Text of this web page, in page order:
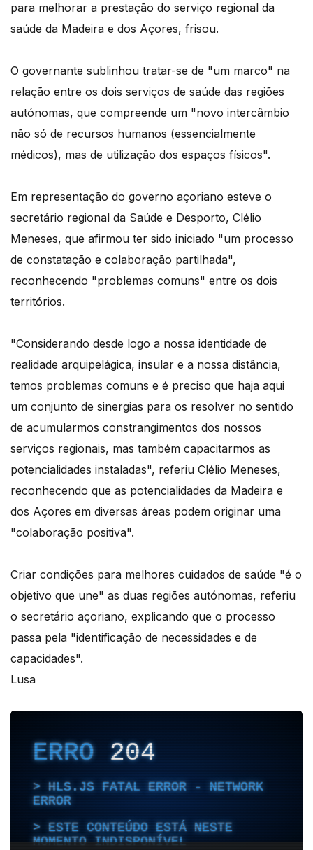
para melhorar a prestação do serviço regional da
saúde da Madeira e dos Açores, frisou.
O governante sublinhou tratar-se de "um marco" na
relação entre os dois serviços de saúde das regiões
autónomas, que compreende um "novo intercâmbio
não só de recursos humanos (essencialmente
médicos), mas de utilização dos espaços físicos".
Em representação do governo açoriano esteve o
secretário regional da Saúde e Desporto, Clélio
Meneses, que afirmou ter sido iniciado "um processo
de constatação e colaboração partilhada",
reconhecendo "problemas comuns" entre os dois
territórios.
"Considerando desde logo a nossa identidade de
realidade arquipelágica, insular e a nossa distância,
temos problemas comuns e é preciso que haja aqui
um conjunto de sinergias para os resolver no sentido
de acumularmos constrangimentos dos nossos
serviços regionais, mas também capacitarmos as
potencialidades instaladas", referiu Clélio Meneses,
reconhecendo que as potencialidades da Madeira e
dos Açores em diversas áreas podem originar uma
"colaboração positiva".
Criar condições para melhores cuidados de saúde "é o
objetivo que une" as duas regiões autónomas, referiu
o secretário açoriano, explicando que o processo
passa pela "identificação de necessidades e de
capacidades".
Lusa